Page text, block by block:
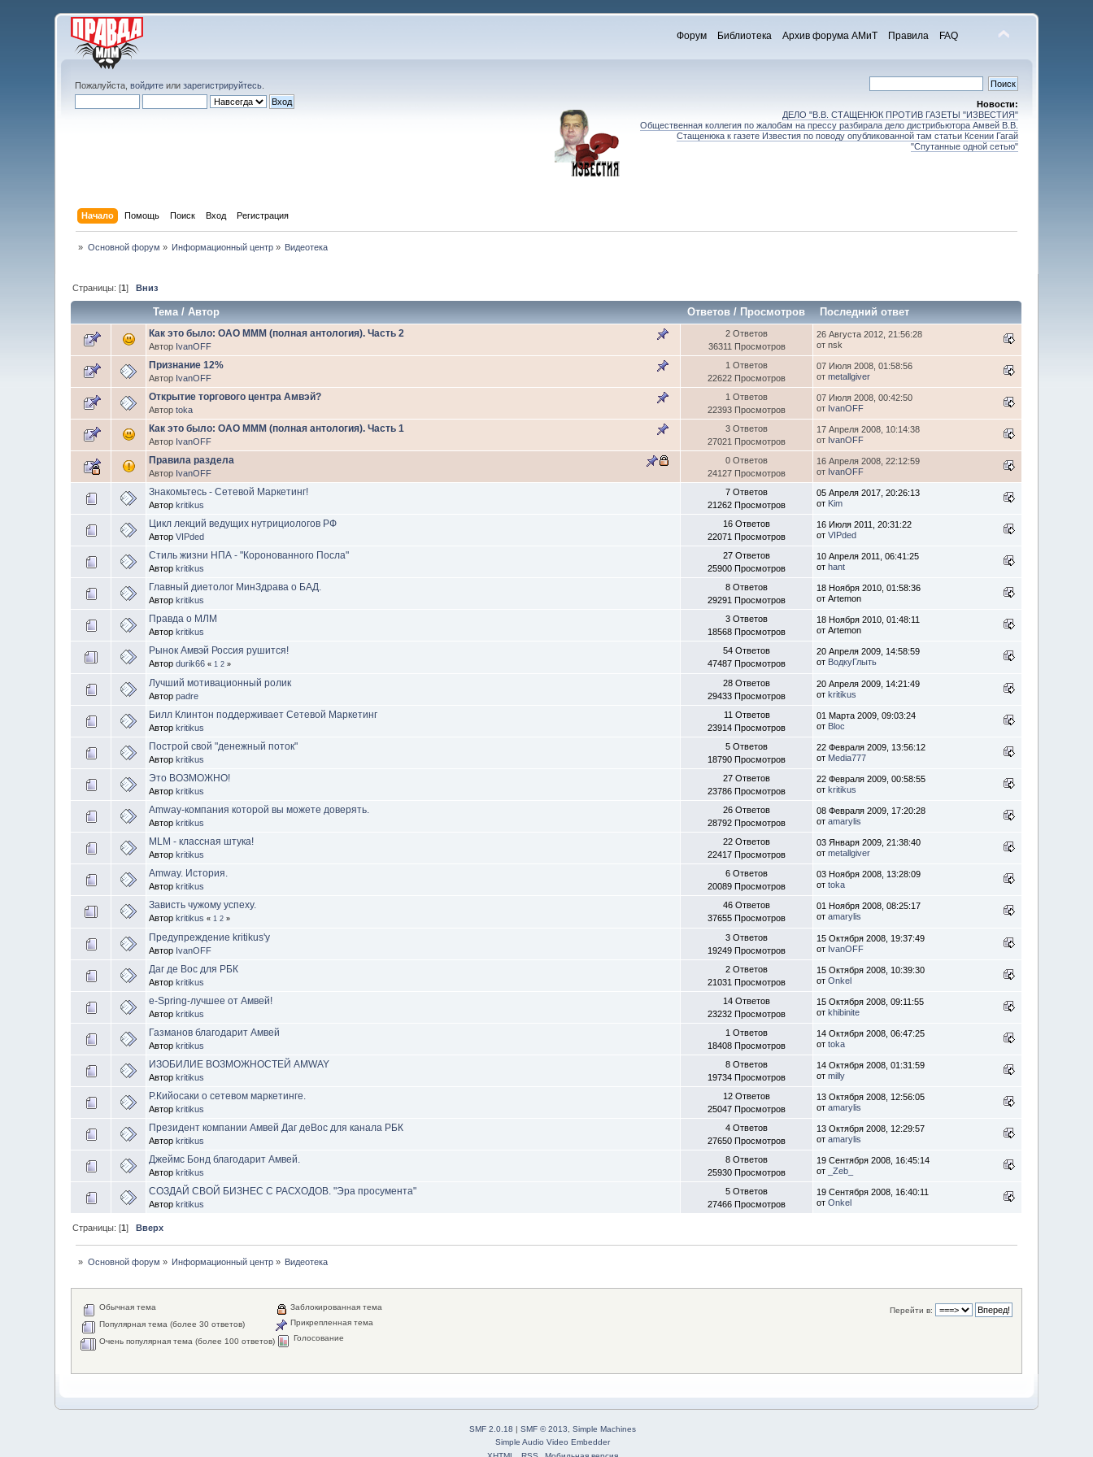
Форум Библиотека Архив форума АМиТ Правила FAQ
Пожалуйста,войдите илизарегистрируйтесь
Новости:
ДЕЛО "В.В. СТАЩЕНЮК ПРОТИВ ГАЗЕТЫ "ИЗВЕСТИЯ"
Общественная коллегия по жалобам на прессу разбирала дело дистрибьютора Амвей В.В.
Стащенюка к газете Известия по поводу опубликованной там статьи Ксении Гагай
"Спутанные одной сетью"
Начало Помощь Поиск Вход Регистрация
» Основной форум » Информационный центр » Видеотека
Страницы: [1]Вниз
Тема/Автор Ответов /Просмотров Последний ответ
Как это было: ОАО МММ (полная антология). Часть 2
Автор IvanOFF
2 Ответов
36311 Просмотров
26 Августа 2012, 21:56:28
от nsk
Признание 12%
Автор IvanOFF
1 Ответов
22622 Просмотров
07 Июля 2008, 01:58:56
отmetallgiver
Открытие торгового центра Амвэй?
Авторtoka
1 Ответов
22393 Просмотров
07 Июля 2008, 00:42:50
от IvanOFF
Как это было: ОАО МММ (полная антология). Часть 1
Автор IvanOFF
3 Ответов
27021 Просмотров
17 Апреля 2008, 10:14:38
от IvanOFF
Правила раздела
Автор IvanOFF
0 Ответов
24127 Просмотров
16 Апреля 2008, 22:12:59
от IvanOFF
Знакомьтесь - Сетевой Маркетинг!
Авторkritikus
7 Ответов
21262 Просмотров
05 Апреля 2017, 20:26:13
от Kim
Цикл лекций ведущих нутрициологов РФ
АвторVIPded
16 Ответов
22071 Просмотров
16 Июля 2011, 20:31:22
отVIPded
Стиль жизни НПА - "Коронованного Посла"
Авторkritikus
27 Ответов
25900 Просмотров
10 Апреля 2011, 06:41:25
отhant
Главный диетолог МинЗдрава о БАД.
Авторkritikus
8 Ответов
29291 Просмотров
18 Ноября 2010, 01:58:36
от Artemon
Правда о МЛМ
Авторkritikus
3 Ответов
18568 Просмотров
18 Ноября 2010, 01:48:11
от Artemon
Рынок Амвэй Россия рушится!
Авторdurik66 « 1 2 »
54 Ответов
47487 Просмотров
20 Апреля 2009, 14:58:59
от ВодкуГлыть
Лучший мотивационный ролик
Авторpadre
28 Ответов
29433 Просмотров
20 Апреля 2009, 14:21:49
отkritikus
Билл Клинтон поддерживает Сетевой Маркетинг
Авторkritikus
11 Ответов
23914 Просмотров
01 Марта 2009, 09:03:24
от Bloc
Построй свой "денежный поток"
Авторkritikus
5 Ответов
18790 Просмотров
22 Февраля 2009, 13:56:12
от Media777
Это ВОЗМОЖНО!
Авторkritikus
27 Ответов
23786 Просмотров
22 Февраля 2009, 00:58:55
отkritikus
Amway-компания которой вы можете доверять.
Авторkritikus
26 Ответов
28792 Просмотров
08 Февраля 2009, 17:20:28
отamarylis
MLM - классная штука!
Авторkritikus
22 Ответов
22417 Просмотров
03 Января 2009, 21:38:40
отmetallgiver
Amway. История.
Авторkritikus
6 Ответов
20089 Просмотров
03 Ноября 2008, 13:28:09
отtoka
Зависть чужому успеху.
Авторkritikus « 1 2 »
46 Ответов
37655 Просмотров
01 Ноября 2008, 08:25:17
отamarylis
Предупреждение kritikus'у
Автор IvanOFF
3 Ответов
19249 Просмотров
15 Октября 2008, 19:37:49
от IvanOFF
Даг де Вос для РБК
Авторkritikus
2 Ответов
21031 Просмотров
15 Октября 2008, 10:39:30
отOnkel
e-Spring-лучшее от Амвей!
Авторkritikus
14 Ответов
23232 Просмотров
15 Октября 2008, 09:11:55
отkhibinite
Газманов благодарит Амвей
Авторkritikus
1 Ответов
18408 Просмотров
14 Октября 2008, 06:47:25
отtoka
ИЗОБИЛИЕ ВОЗМОЖНОСТЕЙ AMWAY
Авторkritikus
8 Ответов
19734 Просмотров
14 Октября 2008, 01:31:59
отmilly
Р.Кийосаки о сетевом маркетинге.
Авторkritikus
12 Ответов
25047 Просмотров
13 Октября 2008, 12:56:05
отamarylis
Президент компании Амвей Даг деВос для канала РБК
Авторkritikus
4 Ответов
27650 Просмотров
13 Октября 2008, 12:29:57
отamarylis
Джеймс Бонд благодарит Амвей.
Авторkritikus
8 Ответов
25930 Просмотров
19 Сентября 2008, 16:45:14
от
_Zeb_
СОЗДАЙ СВОЙ БИЗНЕС С РАСХОДОВ. "Эра просумента"
Авторkritikus
5 Ответов
27466 Просмотров
19 Сентября 2008, 16:40:11
отOnkel
Страницы: [1]Вверх
» Основной форум » Информационный центр » Видеотека
Перейти в:
Обычная тема
Популярная тема (более 30 ответов)
Очень популярная тема (более 100 ответов)
Заблокированная тема
Прикрепленная тема
Голосование
SMF 2.0.18 | SMF © 2013, Simple Machines
Simple Audio Video Embedder